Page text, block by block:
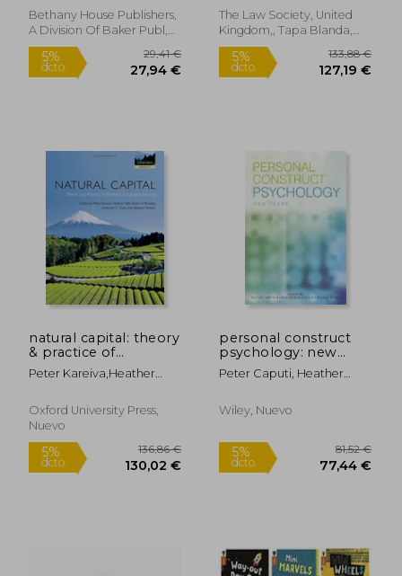
5%
61,79 € dcto.
Larson;David Arp
Bethany House Publishers,
A Division Of Baker Publ,
2013, Tapa Blanda, Nuevo
The Law Society, United
Kingdom,, Tapa Blanda,
Nuevo
natural capital: theory
& practice of
mapping ecosystem
services
Peter Kareiva,heather
Oxford University Press,
Nuevo
personal construct
psychology: new
ideas
Peter Caputi, Heather
Wiley, Nuevo